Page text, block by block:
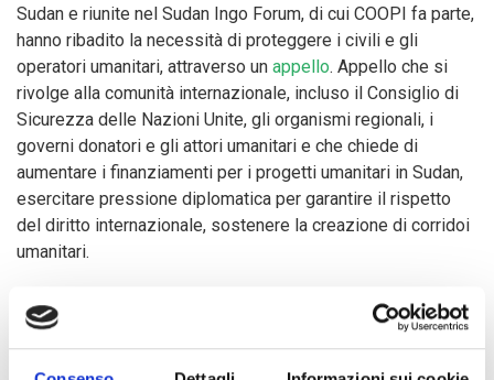
Sudan e riunite nel Sudan Ingo Forum, di cui COOPI fa parte,
hanno ribadito la necessità di proteggere i civili e gli
operatori umanitari, attraverso un appello. Appello che si
rivolge alla comunità internazionale, incluso il Consiglio di
Sicurezza delle Nazioni Unite, gli organismi regionali, i
governi donatori e gli attori umanitari e che chiede di
aumentare i finanziamenti per i progetti umanitari in Sudan,
esercitare pressione diplomatica per garantire il rispetto
del diritto internazionale, sostenere la creazione di corridoi
umanitari.
COOPI opera in Sudan dal 2004 ed ha condotto 129 progetti
a beneficio di 4,5 milioni di persone. Attraverso un
approccio multisettoriale e integrato, nel corso degli anni